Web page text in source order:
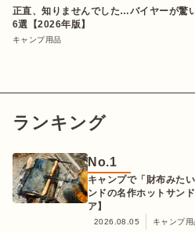
正直、知りませんでした…バイヤーが驚
6選【2026年版】
キャンプ用品
ランキング
No.1
キャンプで「財布みた
ンドの名作ホットサン
ア】
2026.08.05
キャンプ用